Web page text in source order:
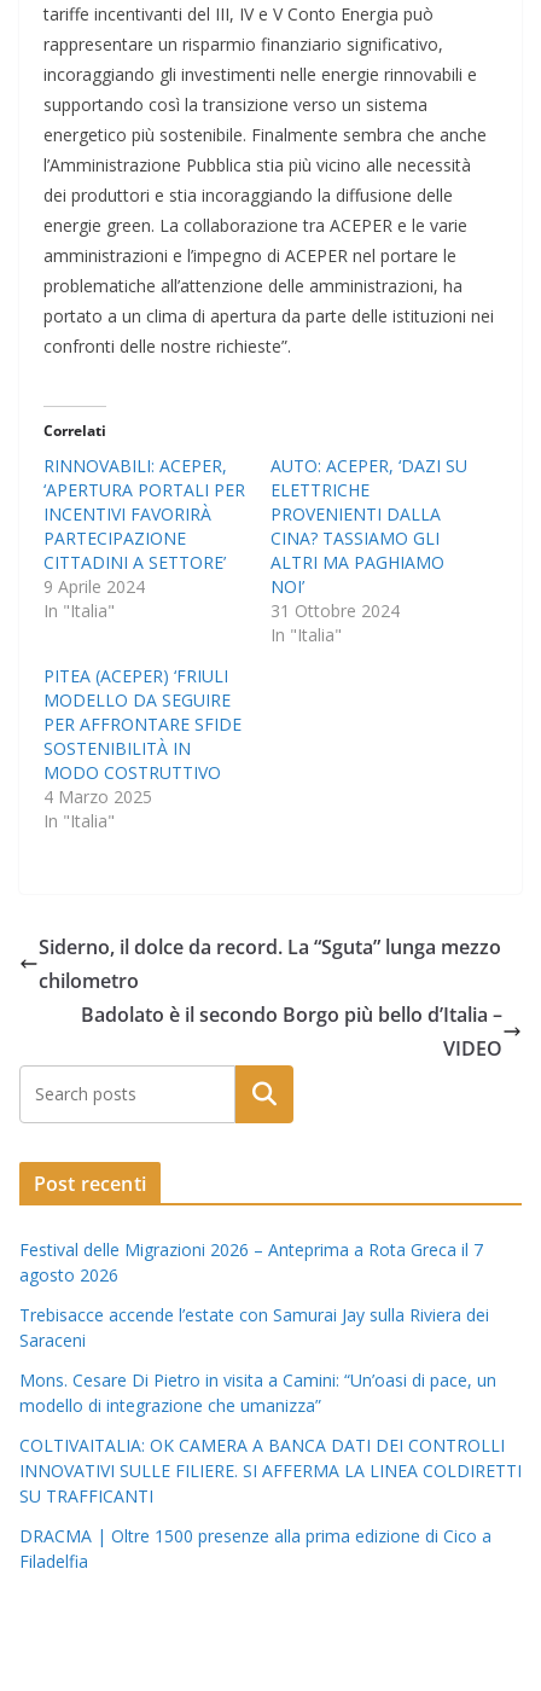
tariffe incentivanti del III, IV e V Conto Energia può
rappresentare un risparmio finanziario significativo,
incoraggiando gli investimenti nelle energie rinnovabili e
supportando così la transizione verso un sistema
energetico più sostenibile. Finalmente sembra che anche
l’Amministrazione Pubblica stia più vicino alle necessità
dei produttori e stia incoraggiando la diffusione delle
energie green. La collaborazione tra ACEPER e le varie
amministrazioni e l’impegno di ACEPER nel portare le
problematiche all’attenzione delle amministrazioni, ha
portato a un clima di apertura da parte delle istituzioni nei
confronti delle nostre richieste”.
Correlati
RINNOVABILI: ACEPER,
‘APERTURA PORTALI PER
INCENTIVI FAVORIRÀ
PARTECIPAZIONE
CITTADINI A SETTORE’
9 Aprile 2024
In "Italia"
AUTO: ACEPER, ‘DAZI SU
ELETTRICHE
PROVENIENTI DALLA
CINA? TASSIAMO GLI
ALTRI MA PAGHIAMO
NOI’
31 Ottobre 2024
In "Italia"
PITEA (ACEPER) ‘FRIULI
MODELLO DA SEGUIRE
PER AFFRONTARE SFIDE
SOSTENIBILITÀ IN
MODO COSTRUTTIVO
4 Marzo 2025
In "Italia"
Siderno, il dolce da record. La “Sguta” lunga mezzo
chilometro
Badolato è il secondo Borgo più bello d’Italia –
VIDEO
Post recenti
Festival delle Migrazioni 2026 – Anteprima a Rota Greca il 7
agosto 2026
Trebisacce accende l’estate con Samurai Jay sulla Riviera dei
Saraceni
Mons. Cesare Di Pietro in visita a Camini: “Un’oasi di pace, un
modello di integrazione che umanizza”
COLTIVAITALIA: OK CAMERA A BANCA DATI DEI CONTROLLI
INNOVATIVI SULLE FILIERE. SI AFFERMA LA LINEA COLDIRETTI
SU TRAFFICANTI
DRACMA | Oltre 1500 presenze alla prima edizione di Cico a
Filadelfia